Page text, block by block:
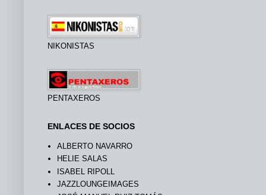
NIKONISTAS
PENTAXEROS
ENLACES DE SOCIOS
ALBERTO NAVARRO
HELIE SALAS
ISABEL RIPOLL
JAZZLOUNGEIMAGES